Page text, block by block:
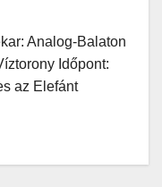
Analog-Balaton
Időpont:
az Elefánt